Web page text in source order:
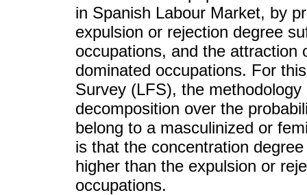
in Spanish Labour Market, by
expulsion or rejection degree
occupations, and the attraction
dominated occupations. For
Survey (LFS), the
decomposition over the
belong to a masculinized or
is that the concentration
higher than the expulsion or
occupations.